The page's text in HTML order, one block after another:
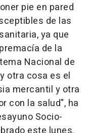
pie en pared
de las
ya que
de la
Nacional de
otra cosa es el
mercantil y otra
con la salud", ha
Socio-